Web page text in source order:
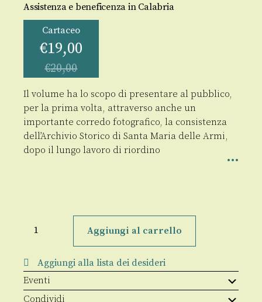
Assistenza e beneficenza in Calabria
Cartaceo
€19,00
€20,00
Il volume ha lo scopo di presentare al pubblico,
per la prima volta, attraverso anche un
importante corredo fotografico, la consistenza
dell’Archivio Storico di Santa Maria delle Armi,
dopo il lungo lavoro di riordino
ritrovato
Maria
delle
Armi
a
Cerchiara
Aggiungi al carrello
Aggiungi alla lista dei desideri
Eventi
Condividi